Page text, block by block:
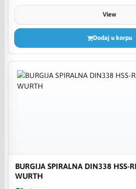
View
Dodaj u korpu
BURGIJA SPIRALNA DIN338 HSS-
WURTH